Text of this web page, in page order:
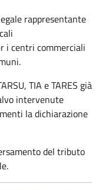
rappresentante
i centri commerciali
TIA e TARES già
intervenute
la dichiarazione
del tributo